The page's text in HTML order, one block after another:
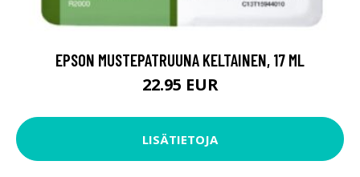
EPSON MUSTEPATRUUNA KELTAINEN, 17 ML
22.95 EUR
LISÄTIETOJA